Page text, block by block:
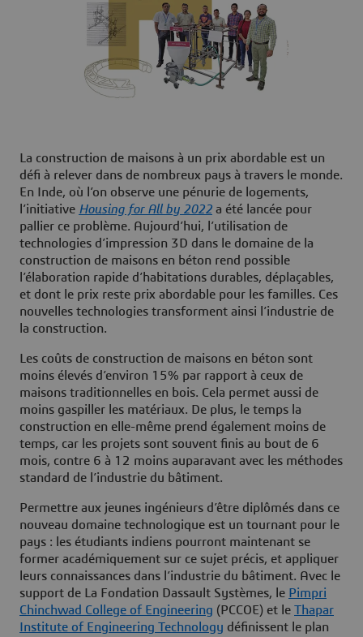
La construction de maisons à un prix abordable est un
défi à relever dans de nombreux pays à travers le monde.
En Inde, où l’on observe une pénurie de logements,
l’initiative Housing for All by 2022 a été lancée pour
pallier ce problème. Aujourd’hui, l’utilisation de
technologies d’impression 3D dans le domaine de la
construction de maisons en béton rend possible
l’élaboration rapide d’habitations durables, déplaçables,
et dont le prix reste prix abordable pour les familles. Ces
nouvelles technologies transforment ainsi l’industrie de
la construction.
Les coûts de construction de maisons en béton sont
moins élevés d’environ 15% par rapport à ceux de
maisons traditionnelles en bois. Cela permet aussi de
moins gaspiller les matériaux. De plus, le temps la
construction en elle-même prend également moins de
temps, car les projets sont souvent finis au bout de 6
mois, contre 6 à 12 moins auparavant avec les méthodes
standard de l’industrie du bâtiment.
Permettre aux jeunes ingénieurs d’être diplômés dans ce
nouveau domaine technologique est un tournant pour le
pays : les étudiants indiens pourront maintenant se
former académiquement sur ce sujet précis, et appliquer
leurs connaissances dans l’industrie du bâtiment. Avec le
support de La Fondation Dassault Systèmes, le Pimpri
Chinchwad College of Engineering (PCCOE) et le Thapar
Institute of Engineering Technology définissent le plan